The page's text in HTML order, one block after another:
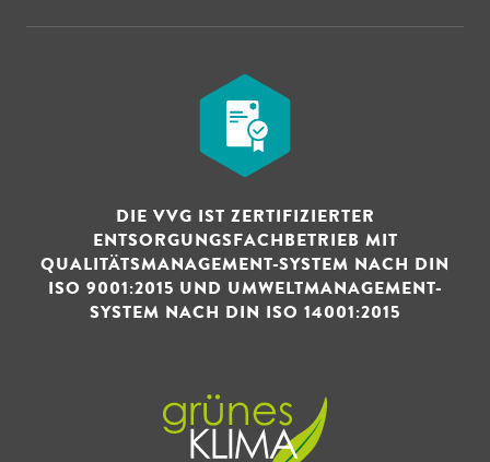
DIE VVG IST ZERTIFIZIERTER
ENTSORGUNGSFACHBETRIEB MIT
QUALITÄTSMANAGEMENT-SYSTEM NACH DIN
ISO 9001:2015 UND UMWELTMANAGEMENT-
SYSTEM NACH DIN ISO 14001:2015